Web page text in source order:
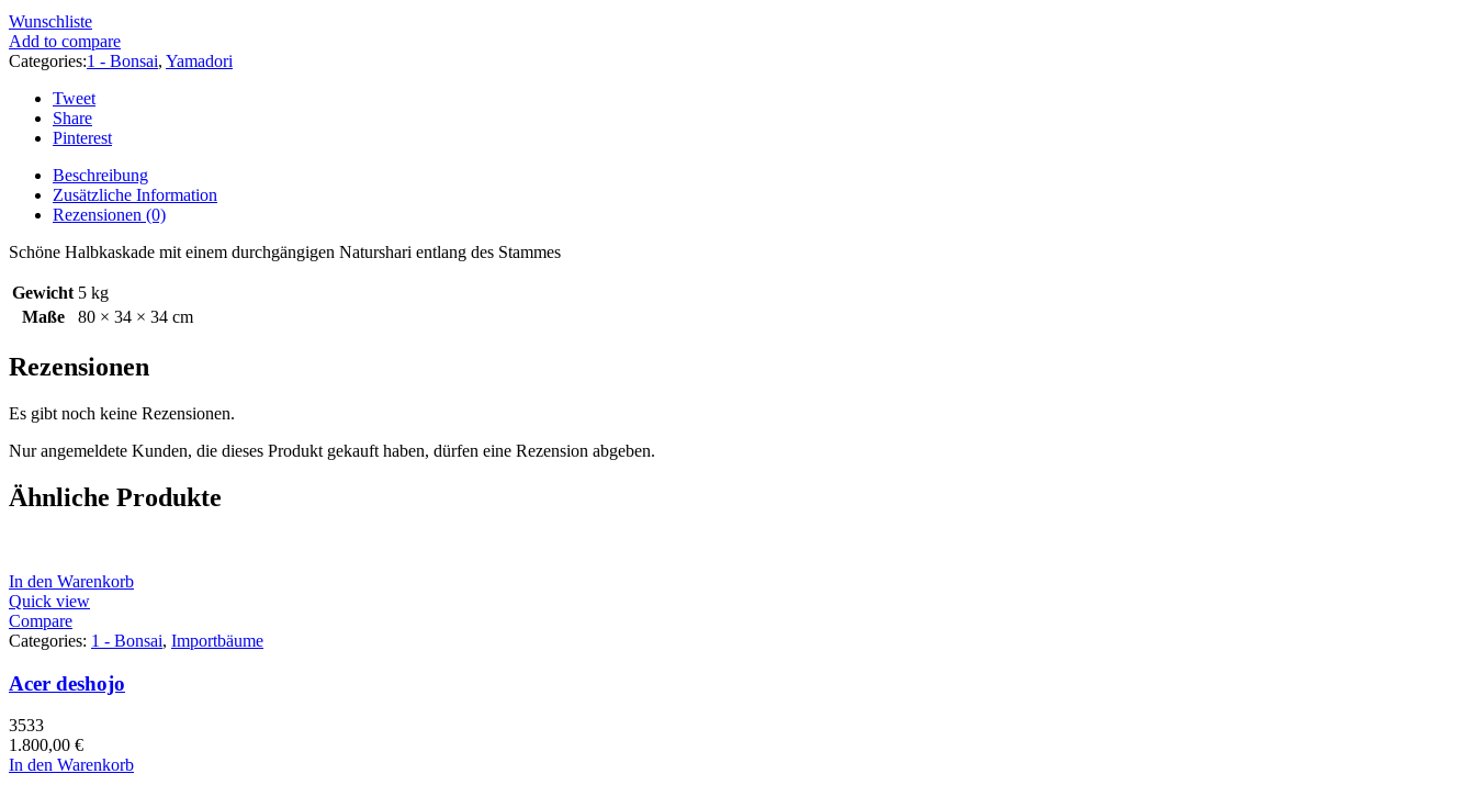
Wunschliste
Add to compare
Categories:1 - Bonsai, Yamadori
Tweet
Share
Pinterest
Beschreibung
Zusätzliche Information
Rezensionen (0)
Schöne Halbkaskade mit einem durchgängigen Naturshari entlang des Stammes
Gewicht 5 kg
Maße
80 × 34 × 34 cm
Rezensionen
Es gibt noch keine Rezensionen.
Nur angemeldete Kunden, die dieses Produkt gekauft haben, dürfen eine Rezension abgeben.
Ähnliche Produkte
In den Warenkorb
Quick view
Compare
Categories: 1 - Bonsai, Importbäume
Acer deshojo
3533
1.800,00 €
In den Warenkorb